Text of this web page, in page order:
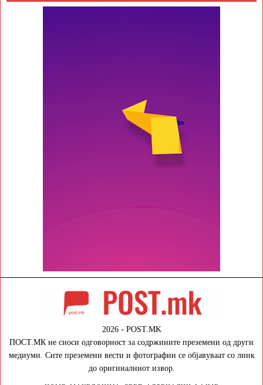
2026 - POST.MK
ПОСТ.МК не сноси одговорност за содржините преземени од други
медиуми. Сите преземени вести и фотографии се објавуваат со линк
до оригиналниот извор.